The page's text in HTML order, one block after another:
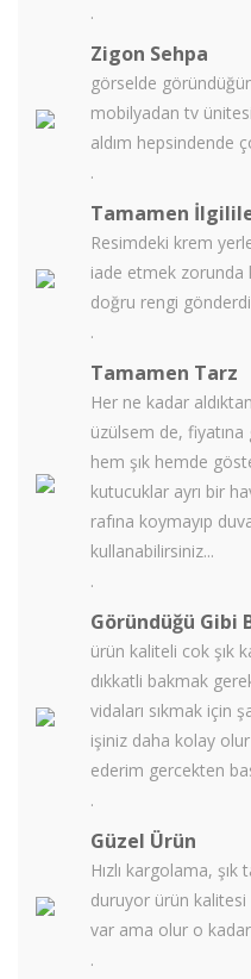
.
Zigon Sehpa
görselde
mobilyadan tv
aldım hepsindende
.
Tamamen
Resimdeki krem
iade etmek zorunda
doğru rengi
.
Tamamen Tarz
Her ne kadar
üzülsem de,
hem şık hemde
kutucuklar ayrı bir
rafına koymayıp
kullanabilirsiniz...
.
Göründüğü Gibi
ürün kaliteli cok şık
dıkkatli bakmak
vidaları sıkmak için
işiniz daha kolay
ederim gercekten
.
Güzel Ürün
Hızlı kargolama,
duruyor ürün
var ama olur o
.